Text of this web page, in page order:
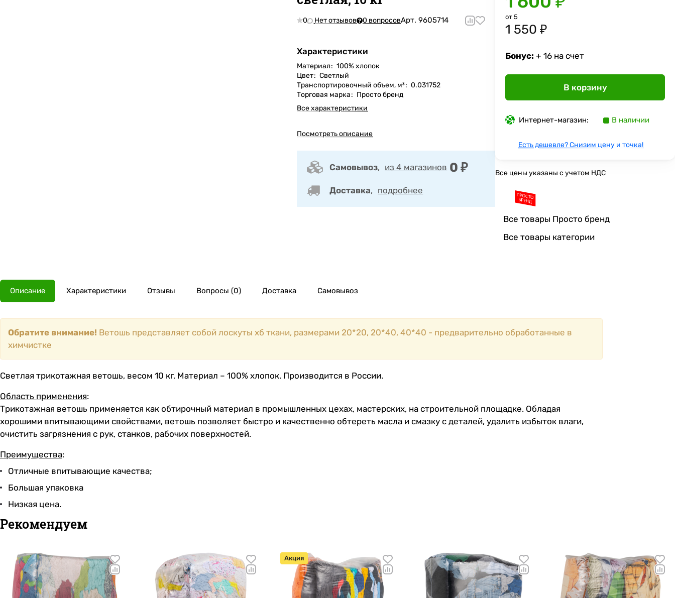
0 Нет отзывов 0 вопросовАрт.9605714
Характеристики
Материал: 100% хлопок
Цвет: Светлый
Транспортировочный объем, м³: 0.031752
Торговая марка: Просто бренд
Все характеристики
Посмотреть описание
Самовывоз, из 4 магазинов 0 ₽
Доставка, подробнее
от 5
1 550 ₽
Бонус: + 16 на счет
В корзину
Интернет-магазин: В наличии
Есть дешевле? Снизим цену и точка!
Все цены указаны с учетом НДС
Все товары Просто бренд
Все товары категории
Описание Характеристики Отзывы Вопросы (0) Доставка Самовывоз
Обратите внимание! Ветошь представляет собой лоскуты хб ткани, размерами 20*20, 20*40, 40*40 - предварительно обработанные в
химчистке
Светлая трикотажная ветошь, весом 10 кг. Материал – 100% хлопок. Производится в России.
Область применения:
Трикотажная ветошь применяется как обтирочный материал в промышленных цехах, мастерских, на строительной площадке. Обладая
хорошими впитывающими свойствами, ветошь позволяет быстро и качественно обтереть масла и смазку с деталей, удалить избыток влаги,
очистить загрязнения с рук, станков, рабочих поверхностей.
Преимущества:
Отличные впитывающие качества;
Большая упаковка
Низкая цена.
Рекомендуем
Акция